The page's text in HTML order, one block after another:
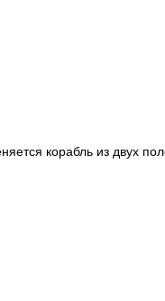
корабль из двух